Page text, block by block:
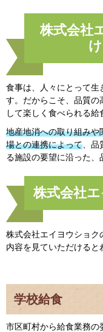
株式会社
食事は、人々にとって生
す。だからこそ、品質の
して楽しく食べられる給
地産地消への取り組み
場との連携によって 、
る施設の要望に沿った、
株式会社
株式会社エイヨウショク
内容を見ていただけると
学校給食
市区町村から給食業務の